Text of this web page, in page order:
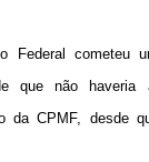
Federal cometeu
que não haveria
da CPMF, desde